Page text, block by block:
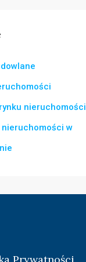
nieruchomości
nieruchomości w